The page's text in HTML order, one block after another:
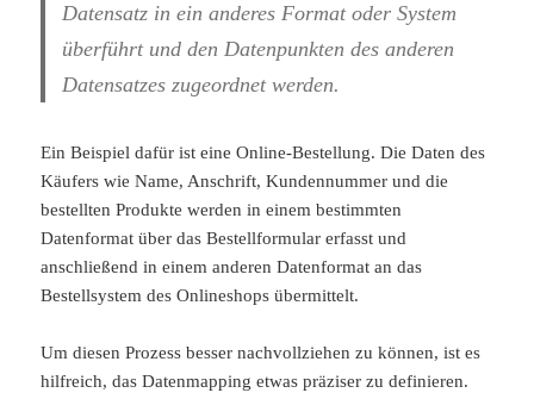
Datensatz in ein anderes Format oder System
überführt und den Datenpunkten des anderen
Datensatzes zugeordnet werden.
Ein Beispiel dafür ist eine Online-Bestellung. Die Daten des
Käufers wie Name, Anschrift, Kundennummer und die
bestellten Produkte werden in einem bestimmten
Datenformat über das Bestellformular erfasst und
anschließend in einem anderen Datenformat an das
Bestellsystem des Onlineshops übermittelt.
Um diesen Prozess besser nachvollziehen zu können, ist es
hilfreich, das Datenmapping etwas präziser zu definieren.